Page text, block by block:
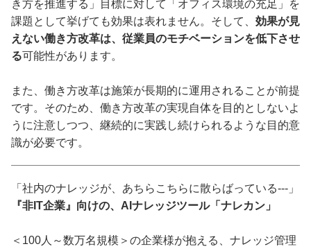
き方を推進する」目標に対して「オフィス環境の充足」を
課題として挙げても効果は表れません。そして、 効果が見
えない働き方改革は、従業員のモチベーションを低下させ
る可能性があります。
また、働き方改革は施策が長期的に運用されることが前提
です。そのため、働き方改革の実現自体を目的としないよ
うに注意しつつ、継続的に実践し続けられるような目的意
識が必要です。
「社内のナレッジが、あちらこちらに散らばっている---」
『非IT企業』向けの、AIナレッジツール「ナレカン」
＜100人～数万名規模＞の企業様が抱える、ナレッジ管理